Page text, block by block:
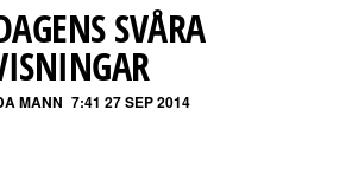
SVÅRA
MANN 7:41 27 SEP 2014